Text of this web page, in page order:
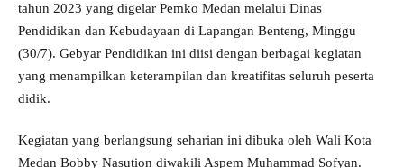
tahun 2023 yang digelar Pemko Medan melalui Dinas
Pendidikan dan Kebudayaan di Lapangan Benteng, Minggu
(30/7). Gebyar Pendidikan ini diisi dengan berbagai kegiatan
yang menampilkan keterampilan dan kreatifitas seluruh peserta
didik.
Kegiatan yang berlangsung seharian ini dibuka oleh Wali Kota
Medan Bobby Nasution diwakili Aspem Muhammad Sofyan.